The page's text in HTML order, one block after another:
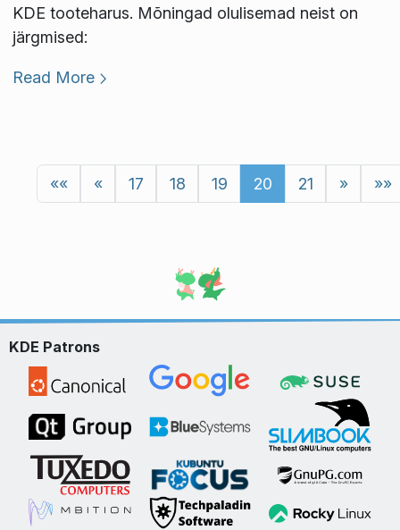
KDE tooteharus. Mõningad olulisemad neist on
järgmised:
Read More
«« « 17 18 19 20 21 » »»
KDE Patrons